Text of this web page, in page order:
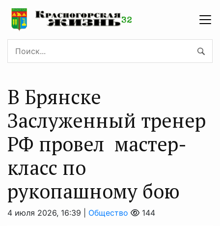
В Брянске
Заслуженный тренер
РФ провел мастер-
класс по
рукопашному бою
4 июля 2026, 16:39 | Общество 144